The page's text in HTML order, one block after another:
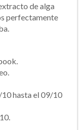
de alga
perfectamente
hasta el 09/10